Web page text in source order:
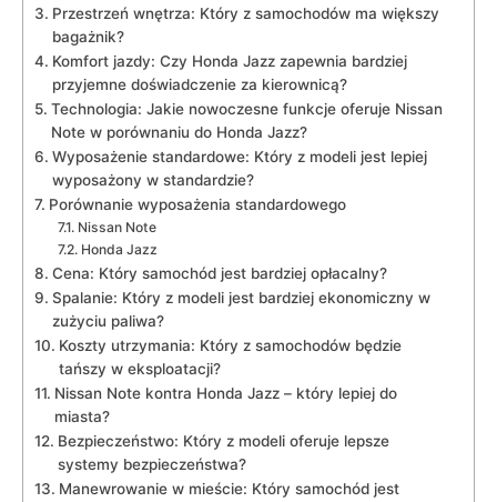
Przestrzeń wnętrza: Który z samochodów ma⁢ większy
bagażnik?
Komfort jazdy: Czy Honda Jazz zapewnia bardziej
przyjemne doświadczenie za kierownicą?
Technologia: Jakie nowoczesne ⁣funkcje ⁤oferuje Nissan
⁣Note w⁣ porównaniu do Honda‍ Jazz?
Wyposażenie standardowe: Który ‌z modeli jest lepiej
wyposażony w ​standardzie?
Porównanie‍ wyposażenia standardowego
Nissan Note
Honda Jazz
Cena: Który⁣ samochód ⁤jest​ bardziej⁣ opłacalny?
Spalanie: Który z modeli jest bardziej ekonomiczny w
⁣zużyciu paliwa?
Koszty utrzymania: ⁢Który z samochodów ​będzie
tańszy w ⁤eksploatacji?
Nissan ​Note kontra Honda ‌Jazz – który ​lepiej‍ do
miasta?
Bezpieczeństwo: ‌Który ‍z⁣ modeli oferuje ⁤lepsze
systemy⁤ bezpieczeństwa?
Manewrowanie w mieście: Który samochód⁣ jest ​